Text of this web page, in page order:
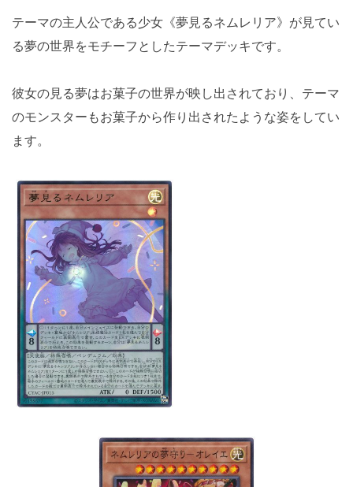
テーマの主人公である少女《夢見るネムレリア》が見てい
る夢の世界をモチーフとしたテーマデッキです。
彼女の見る夢はお菓子の世界が映し出されており、テーマ
のモンスターもお菓子から作り出されたような姿をしてい
ます。